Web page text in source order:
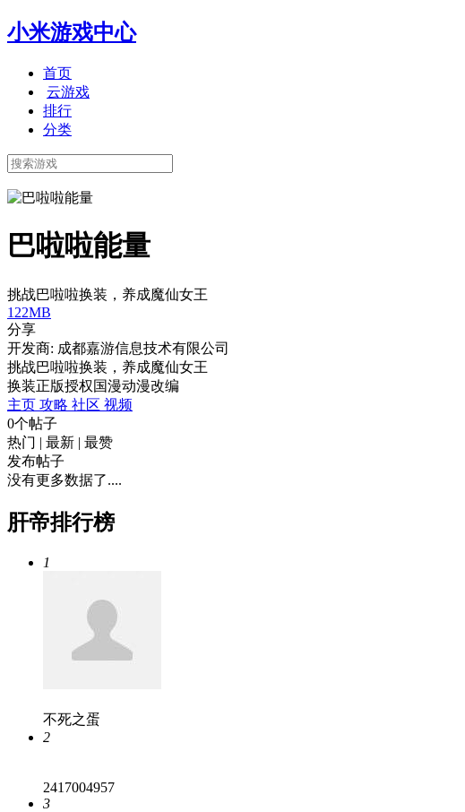
小米游戏中心
首页
云游戏
排行
分类
巴啦啦能量
挑战巴啦啦换装，养成魔仙女王
122MB
分享
开发商: 成都嘉游信息技术有限公司
挑战巴啦啦换装，养成魔仙女王
换装正版授权国漫动漫改编
主页 攻略 社区 视频
0个帖子
热门 | 最新 | 最赞
发布帖子
没有更多数据了....
肝帝排行榜
1
不死之蛋
2
2417004957
3